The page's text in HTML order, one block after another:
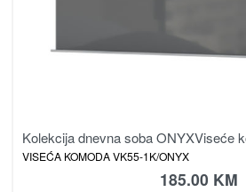
Kolekcija dnevna soba ONYXViseće
VISEĆA KOMODA VK55-1K/ONYX
185.00 KM